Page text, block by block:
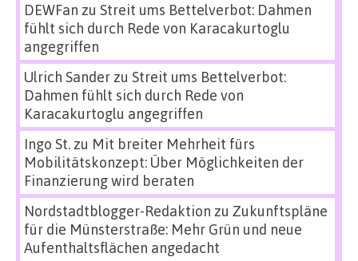
DEWFan zu Streit ums Bettelverbot: Dahmen
fühlt sich durch Rede von Karacakurtoglu
angegriffen
Ulrich Sanderzu Streit ums Bettelverbot:
Dahmen fühlt sich durch Rede von
Karacakurtoglu angegriffen
Ingo St.zu Mit breiter Mehrheit fürs
Mobilitätskonzept: Über Möglichkeiten der
Finanzierung wird beraten
Nordstadtblogger-Redaktion zu Zukunftspläne
für die Münsterstraße: Mehr Grün und neue
Aufenthaltsflächen angedacht